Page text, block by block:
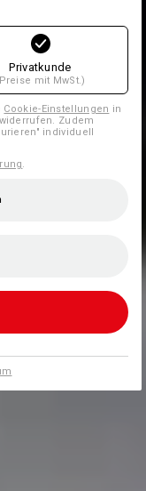
Privatkunde
mit MwSt.)
Cookie-Einstellungen in
Zudem
individuell